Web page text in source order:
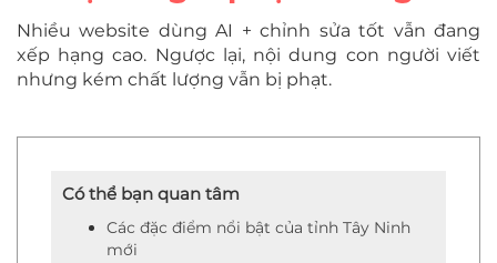
Nhiều website dùng AI + chỉnh sửa tốt vẫn đang
xếp hạng cao. Ngược lại, nội dung con người viết
nhưng kém chất lượng vẫn bị phạt.
Có thể bạn quan tâm
Các đặc điểm nổi bật của tỉnh Tây Ninh
mới